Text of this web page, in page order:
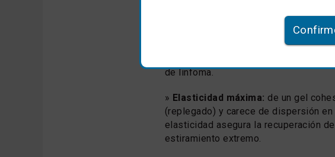
3,2 micrones y sin productos
alternativa a las prótesis de cubierta
de linfoma.
» Elasticidad máxima: de un gel
(replegado) y carece de dispersión
elasticidad asegura la recuperación
estiramiento extremo.